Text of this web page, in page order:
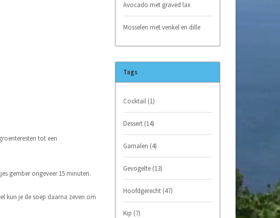
tot een
gember ongeveer 15 minuten.
kun je de soep daarna zeven om
Avocado met graved lax
Mosselen met venkel en dille
Tags
Cocktail (1)
Dessert (14)
Garnalen (4)
Gevogelte (13)
Hoofdgerecht (47)
Kip (7)